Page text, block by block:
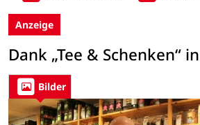
Anzeige
Dank „Tee & Schenken“
Bilder